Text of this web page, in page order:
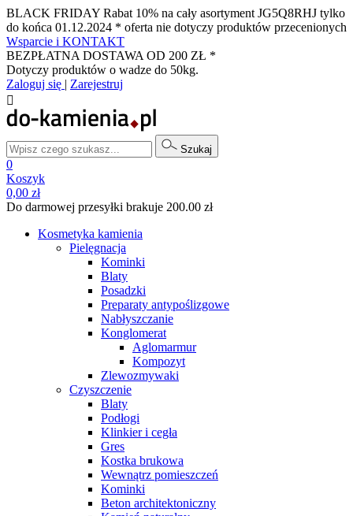
BLACK FRIDAY Rabat 10% na cały asortyment JG5Q8RHJ tylko
do końca 01.12.2024 * oferta nie dotyczy produktów przecenionych
Wsparcie i KONTAKT
BEZPŁATNA DOSTAWA OD 200 ZŁ *
Dotyczy produktów o wadze do 50kg.
Zaloguj się | Zarejestruj

Szukaj
0
Koszyk
0,00 zł
Do darmowej przesyłki brakuje 200.00 zł
Kosmetyka kamienia
Pielęgnacja
Kominki
Blaty
Posadzki
Preparaty antypoślizgowe
Nabłyszczanie
Konglomerat
Aglomarmur
Kompozyt
Zlewozmywaki
Czyszczenie
Blaty
Podłogi
Klinkier i cegła
Gres
Kostka brukowa
Wewnątrz pomieszczeń
Kominki
Beton architektoniczny